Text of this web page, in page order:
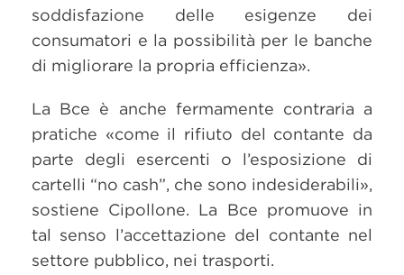
soddisfazione delle esigenze dei
consumatori e la possibilità per le banche
di migliorare la propria efficienza».
La Bce è anche fermamente contraria a
pratiche «come il rifiuto del contante da
parte degli esercenti o l’esposizione di
cartelli “no cash”, che sono indesiderabili»,
sostiene Cipollone. La Bce promuove in
tal senso l’accettazione del contante nel
settore pubblico, nei trasporti.